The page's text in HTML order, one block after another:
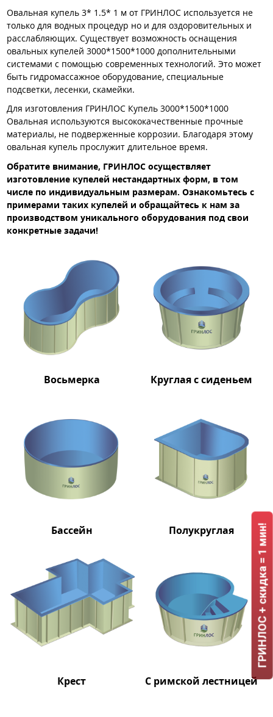
Овальная купель 3* 1.5* 1 м от ГРИНЛОС используется не
только для водных процедур но и для оздоровительных и
расслабляющих. Существует возможность оснащения
овальных купелей 3000*1500*1000 дополнительными
системами с помощью современных технологий. Это может
быть гидромассажное оборудование, специальные
подсветки, лесенки, скамейки.
Для изготовления ГРИНЛОС Купель 3000*1500*1000
Овальная используются высококачественные прочные
материалы, не подверженные коррозии. Благодаря этому
овальная купель прослужит длительное время.
Обратите внимание, ГРИНЛОС осуществляет
изготовление купелей нестандартных форм, в том
числе по индивидуальным размерам. Ознакомьтесь с
примерами таких купелей и обращайтесь к нам за
производством уникального оборудования под свои
конкретные задачи!
Восьмерка Круглая с сиденьем
Бассейн Полукруглая
Крест С римской лестницей
ГРИНЛОС + скидка = 1 мин!